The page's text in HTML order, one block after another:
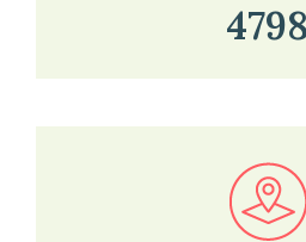
Bekijk in onze